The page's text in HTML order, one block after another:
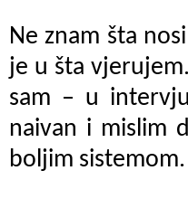
Ne znam šta
je u šta
sam – u
naivan i mislim
boljim sistemom.